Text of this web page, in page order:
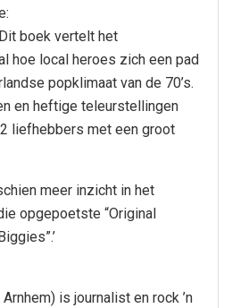
boek vertelt het
hoe local heroes zich een pad
popklimaat van de 70’s.
en heftige teleurstellingen
liefhebbers met een groot
meer inzicht in het
opgepoetste “Original
is journalist en rock ’n